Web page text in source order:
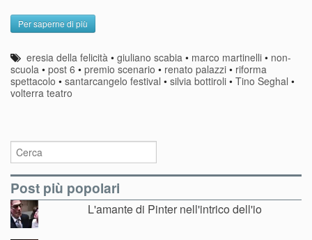
Per saperne di più
eresia della felicità •giuliano scabia • marco martinelli • non-
scuola • post 6 • premio scenario • renato palazzi • riforma
spettacolo • santarcangelo festival • silvia bottiroli • Tino Seghal •
volterra teatro
Post più popolari
L'amante di Pinter nell'intrico dell'io